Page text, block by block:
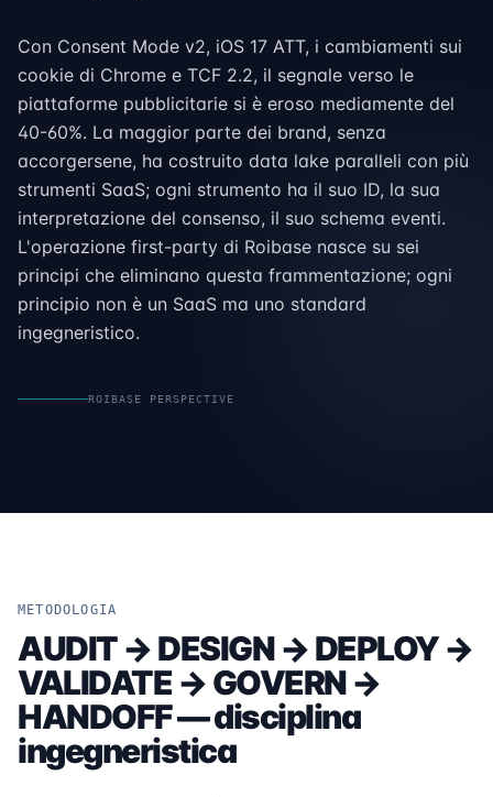
Con Consent Mode v2, iOS 17 ATT, i cambiamenti sui
cookie di Chrome e TCF 2.2, il segnale verso le
piattaforme pubblicitarie si è eroso mediamente del
40-60%. La maggior parte dei brand, senza
accorgersene, ha costruito data lake paralleli con più
strumenti SaaS; ogni strumento ha il suo ID, la sua
interpretazione del consenso, il suo schema eventi.
L'operazione first-party di Roibase nasce su sei
principi che eliminano questa frammentazione; ogni
principio non è un SaaS ma uno standard
ingegneristico.
ROIBASE PERSPECTIVE
METODOLOGIA
AUDIT → DESIGN → DEPLOY →
VALIDATE → GOVERN →
HANDOFF — disciplina
ingegneristica